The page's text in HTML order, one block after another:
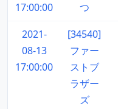
17:00:00
つ
2021-
08-13
17:00:00
[34540]
ファー
ストブ
ラザー
ズ